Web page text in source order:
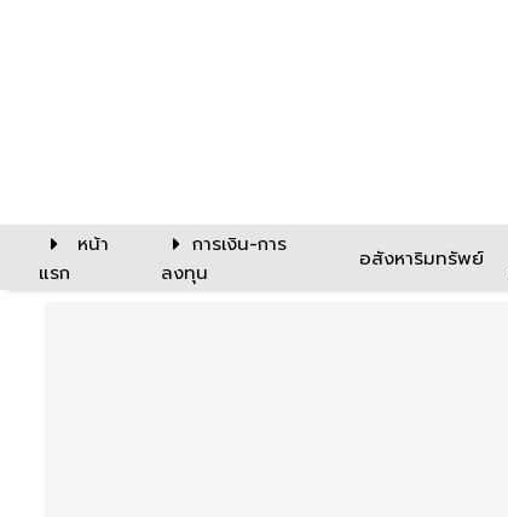
หน้า
แรก
การเงิน-การ
ลงทุน
อสังหาริมทรัพย์